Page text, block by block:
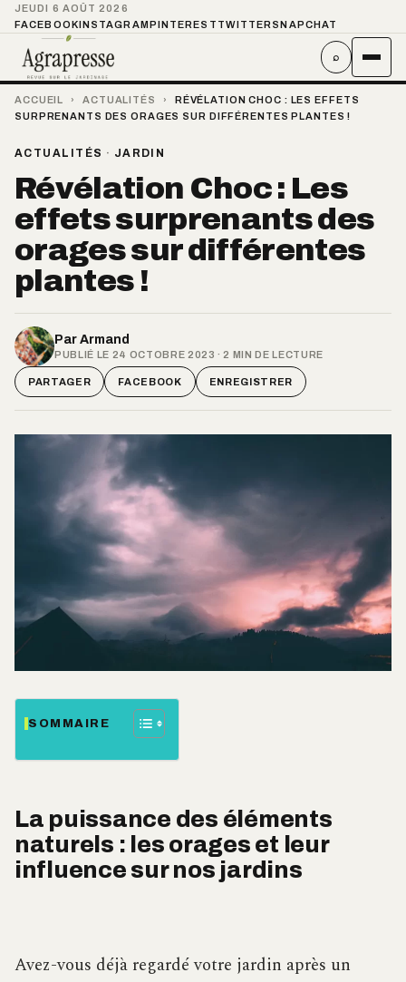
JEUDI 6 AOÛT 2026
FACEBOOKINSTAGRAMPINTEREST TWITTER SNAPCHAT
⌕
ACCUEIL › ACTUALITÉS ›
RÉVÉLATION CHOC : LES EFFETS
SURPRENANTS DES ORAGES SUR DIFFÉRENTES PLANTES !
ACTUALITÉS · JARDIN
Révélation Choc : Les
effets surprenants des
orages sur différentes
plantes !
Par Armand
PUBLIÉ LE 24 OCTOBRE 2023 · 2 MIN DE LECTURE
PARTAGER FACEBOOK ENREGISTRER
SOMMAIRE
La puissance des éléments
naturels : les orages et leur
influence sur nos jardins
Avez-vous déjà regardé votre jardin après un